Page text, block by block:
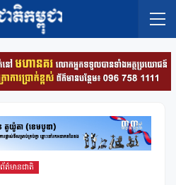
ព័ត៌មានជាតិ